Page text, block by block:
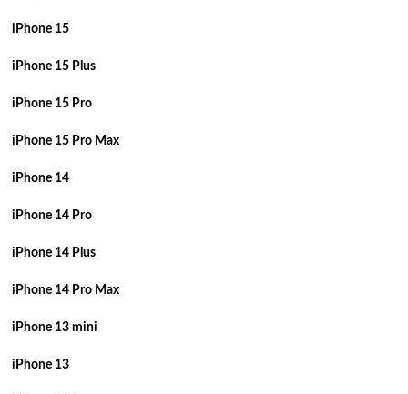
iPhone 15
iPhone 15 Plus
iPhone 15 Pro
iPhone 15 Pro Max
iPhone 14
iPhone 14 Pro
iPhone 14 Plus
iPhone 14 Pro Max
iPhone 13 mini
iPhone 13